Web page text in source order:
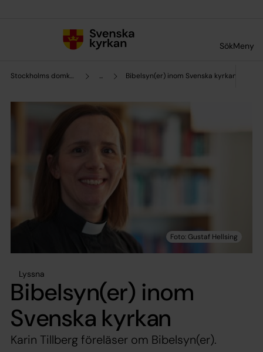
SökMeny
Stockholms domkyrkoförsamling ... Bibelsyn(er) inom Svenska kyrkan
Lyssna
Bibelsyn(er) inom
Svenska kyrkan
Karin Tillberg föreläser om Bibelsyn(er).